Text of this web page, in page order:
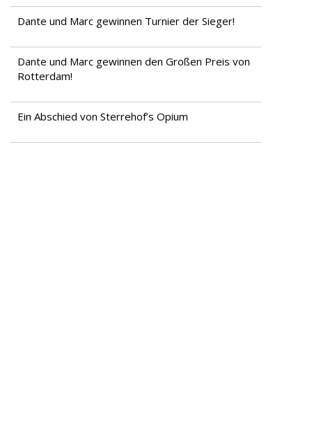
Dante und Marc gewinnen Turnier der Sieger!
Dante und Marc gewinnen den Großen Preis von
Rotterdam!
Ein Abschied von Sterrehof’s Opium